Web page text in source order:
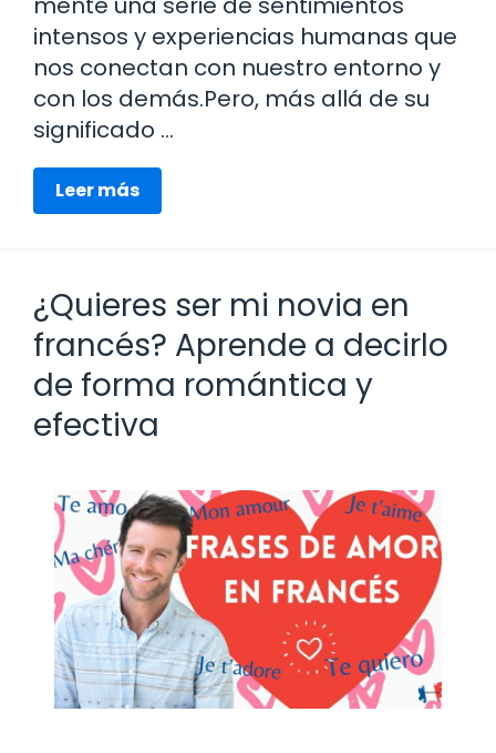
intensos y experiencias humanas que
nos conectan con nuestro entorno y
con los demás.Pero, más allá de su
significado …
Leer más
¿Quieres ser mi novia en
francés? Aprende a decirlo
de forma romántica y
efectiva